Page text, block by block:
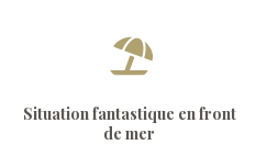
Situation fantastique en front
de mer